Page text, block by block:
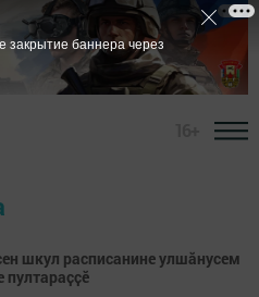
шкул расписанине улшӑнусем
пултараҫҫӗ
закрытие баннера через